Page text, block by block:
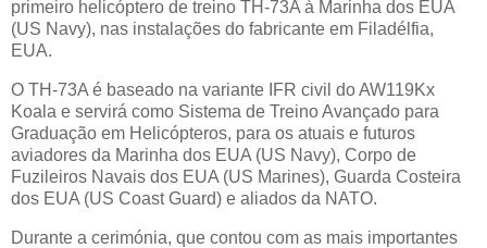
primeiro helicóptero de treino TH-73A à Marinha dos EUA
(US Navy), nas instalações do fabricante em Filadélfia,
EUA.
O TH-73A é baseado na variante IFR civil do AW119Kx
Koala e servirá como Sistema de Treino Avançado para
Graduação em Helicópteros, para os atuais e futuros
aviadores da Marinha dos EUA (US Navy), Corpo de
Fuzileiros Navais dos EUA (US Marines), Guarda Costeira
dos EUA (US Coast Guard) e aliados da NATO.
Durante a cerimónia, que contou com as mais importantes